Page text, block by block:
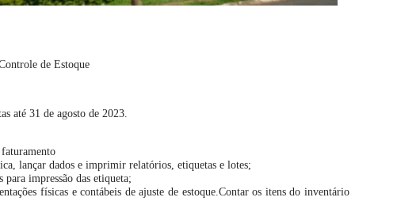
de Estoque
até 31 de agosto de 2023.
faturamento
lançar dados e imprimir relatórios, etiquetas e lotes;
impressão das etiqueta;
físicas e contábeis de ajuste de estoque.Contar os itens do inventário